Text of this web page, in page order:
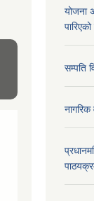
योजना
सम्पति